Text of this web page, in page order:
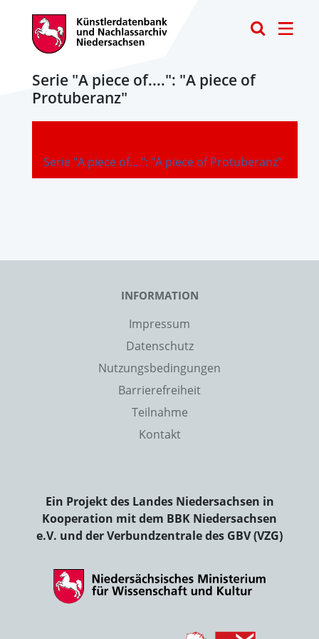
Serie "A piece of....": "A piece of
Protuberanz"
Serie "A piece of....": "A piece of Protuberanz"
-
INFORMATION
Impressum
Datenschutz
Nutzungsbedingungen
Barrierefreiheit
Teilnahme
Kontakt
Ein Projekt des Landes Niedersachsen in
Kooperation mit dem BBK Niedersachsen
e.V. und der Verbundzentrale des GBV (VZG)